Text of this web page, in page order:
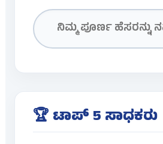
🏆 ಟಾಪ್ 5 ಸಾಧಕರು